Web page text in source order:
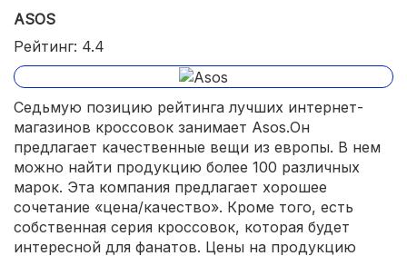
ASOS
Рейтинг: 4.4
Седьмую позицию рейтинга лучших интернет-
магазинов кроссовок занимает Asos.Он
предлагает качественные вещи из европы. В нем
можно найти продукцию более 100 различных
марок. Эта компания предлагает хорошее
сочетание «цена/качество». Кроме того, есть
собственная серия кроссовок, которая будет
интересной для фанатов. Цены на продукцию